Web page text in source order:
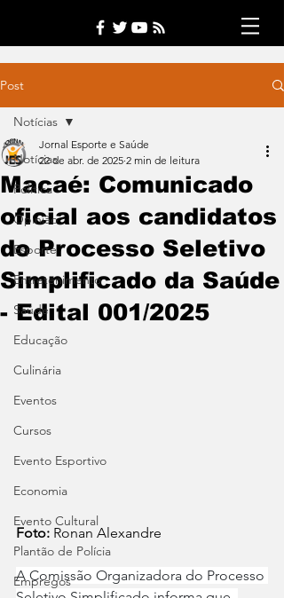
Post
Notícias
Política
Opinião
Esporte
Entretenimento
Saúde
Educação
Culinária
Eventos
Cursos
Evento Esportivo
Economia
Evento Cultural
Plantão de Polícia
Empregos
Notícias
Macaé: Comunicado
oficial aos candidatos
do Processo Seletivo
Simplificado da Saúde
- Edital 001/2025
Jornal Esporte e Saúde
22 de abr. de 2025 2 min de leitura
Foto: Ronan Alexandre
A Comissão Organizadora do Processo